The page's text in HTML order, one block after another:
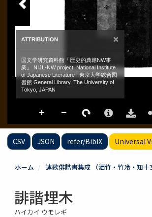
CSV JSON refer/BibIX Universal
ホーム 連歌俳諧書集成 （洒竹・竹冷・知十
誹諧埋木
ハイカイ ウモレギ